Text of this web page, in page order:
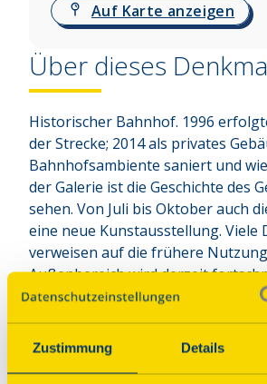
Zustimmung Details
Auf Karte anzeigen
Über dieses
Historischer Bahnhof. 1996
der Strecke; 2014 als privates
Bahnhofsambiente saniert und
der Galerie ist die Geschichte des
sehen. Von Juli bis Oktober auch
eine neue Kunstausstellung. Viele
verweisen auf die frühere
Außenbereich wird derzeit
umfassend erneuert, es gibt einen
alte Lok und viele
entsprechend den früheren
besichtigen.